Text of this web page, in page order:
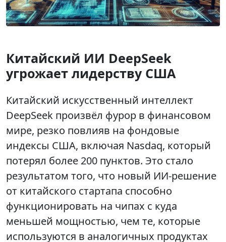
Китайский ИИ DeepSeek
угрожает лидерству США
Китайский искусственный интеллект
DeepSeek произвёл фурор в финансовом
мире, резко повлияв на фондовые
индексы США, включая Nasdaq, который
потерял более 200 пунктов. Это стало
результатом того, что новый ИИ-решение
от китайского стартапа способно
функционировать на чипах с куда
меньшей мощностью, чем те, которые
используются в аналогичных продуктах